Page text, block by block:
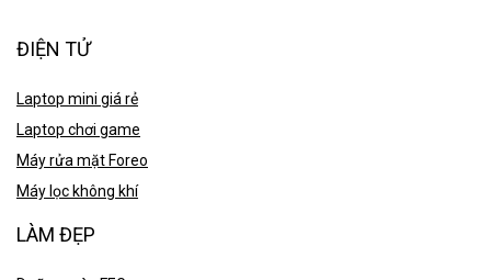
ĐIỆN TỬ
Laptop mini giá rẻ
Laptop chơi game
Máy rửa mặt Foreo
Máy lọc không khí
LÀM ĐẸP